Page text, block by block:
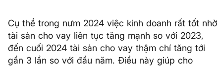
Cụ thể trong nưm 2024 việc kinh doanh rất tốt nhờ
tài sản cho vay liên tục tăng mạnh so với 2023,
đến cuối 2024 tài sản cho vay thậm chí tăng tới
gần 3 lần so với đầu năm. Điều này giúp cho